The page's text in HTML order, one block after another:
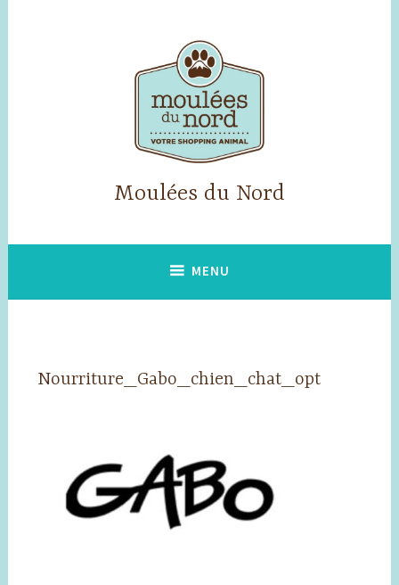
Moulées du Nord
MENU
Nourriture_Gabo_chien_chat_opt